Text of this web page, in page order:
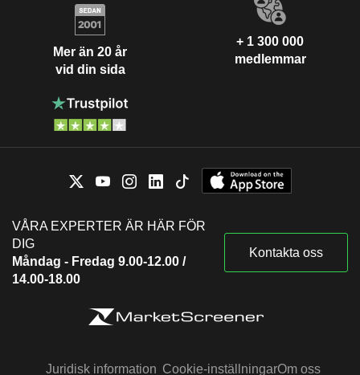
Mer än 20 år
vid din sida
+ 1 300 000
medlemmar
VÅRA EXPERTER ÄR HÄR FÖR
DIG
Måndag - Fredag 9.00-12.00 /
14.00-18.00
Kontakta oss
Juridisk information Cookie-inställningarOm oss